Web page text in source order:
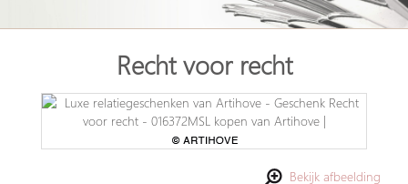
Recht voor recht
Bekijk afbeelding